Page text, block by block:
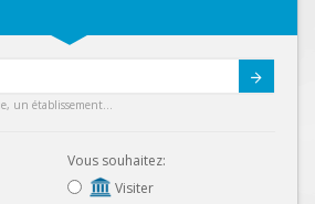
un établissement...
Vous souhaitez:
Visiter